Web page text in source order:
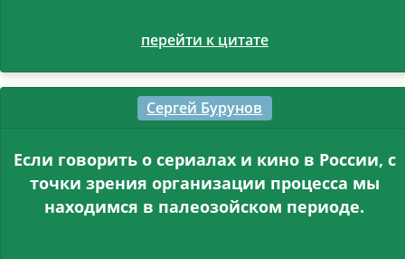
перейти к цитате
Сергей Бурунов
Если говорить о сериалах и кино в России, с
точки зрения организации процесса мы
находимся в палеозойском периоде.